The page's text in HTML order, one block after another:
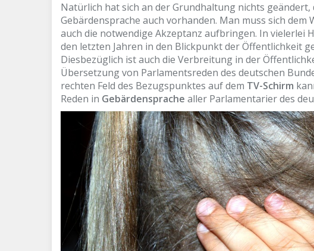
Natürlich hat sich an der Grundhaltung nichts geändert,
Gebärdensprache auch vorhanden. Man muss sich
auch die notwendige Akzeptanz aufbringen. In vielerlei
den letzten Jahren in den Blickpunkt der Öffentlichkeit
Diesbezüglich ist auch die Verbreitung in der
Übersetzung von Parlamentsreden des deutschen
rechten Feld des Bezugspunktes auf dem TV-Schirm
Reden in Gebärdensprache aller Parlamentarier des